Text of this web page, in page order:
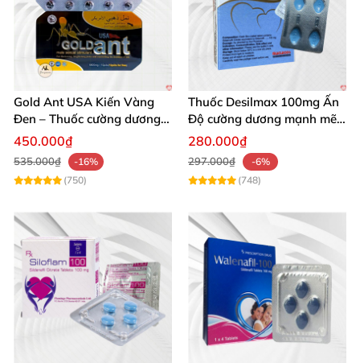
Gold Ant USA Kiến Vàng
Đen – Thuốc cường dương
tăng sinh lý nam mạnh
450.000₫
535.000₫
-16%
(750)
Thuốc Desilmax 100mg Ấn
Độ cường dương mạnh mẽ
tăng sinh lý phái mạnh
280.000₫
297.000₫
-6%
(748)